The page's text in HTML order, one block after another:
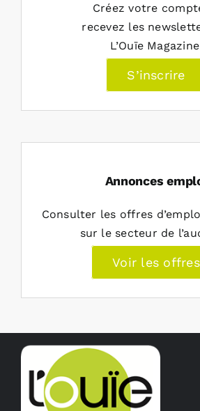
Créez votre
recevez les
L’Ouïe
S’inscrire
Annonces
Consulter les offres
sur le secteur de
Voir les offres